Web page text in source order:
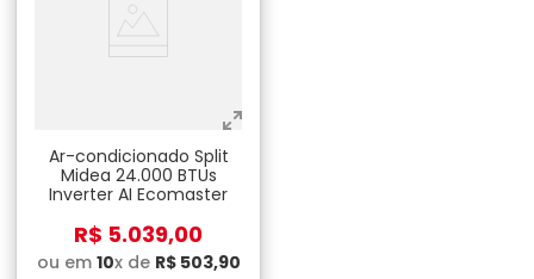
Ar-condicionado Split
Midea 24.000 BTUs
Inverter AI Ecomaster
R$ 5.039,00
ou em 10x de R$ 503,90